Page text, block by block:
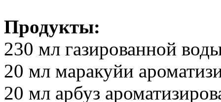
Продукты:
230 мл газированной
20 мл маракуйи
20 мл арбуз